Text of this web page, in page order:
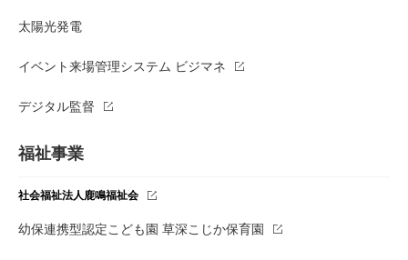
太陽光発電
イベント来場管理システム ビジマネ
デジタル監督
福祉事業
社会福祉法人鹿鳴福祉会
幼保連携型認定こども園 草深こじか保育園